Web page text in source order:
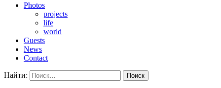
Photos
projects
life
world
Guests
News
Contact
Найти: